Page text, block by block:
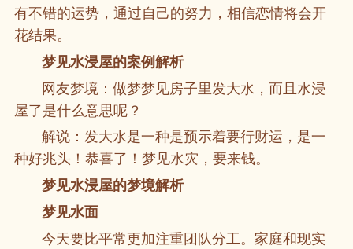
有不错的运势，通过自己的努力，相信恋情将会开
花结果。
梦见水浸屋的案例解析
网友梦境：做梦梦见房子里发大水，而且水浸
屋了是什么意思呢？
解说：发大水是一种是预示着要行财运，是一
种好兆头！恭喜了！梦见水灾，要来钱。
梦见水浸屋的梦境解析
梦见水面
今天要比平常更加注重团队分工。家庭和现实